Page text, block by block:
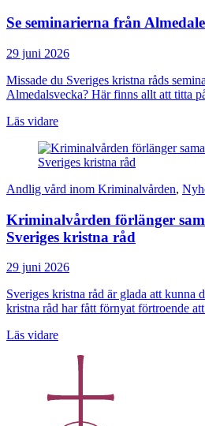
Se seminarierna från
29 juni 2026
Missade du Sveriges kristna råds
Almedalsvecka? Här finns allt att titta
Läs vidare
Andlig vård inom Kriminalvården,
Kriminalvården förlänger
Sveriges kristna råd
29 juni 2026
Sveriges kristna råd är glada att kunna
kristna råd har fått förnyat förtroende
Läs vidare